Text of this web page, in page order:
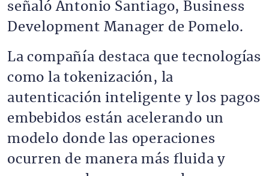
señaló Antonio Santiago, Business
Development Manager de Pomelo.
La compañía destaca que tecnologías
como la tokenización, la
autenticación inteligente y los pagos
embebidos están acelerando un
modelo donde las operaciones
ocurren de manera más fluida y